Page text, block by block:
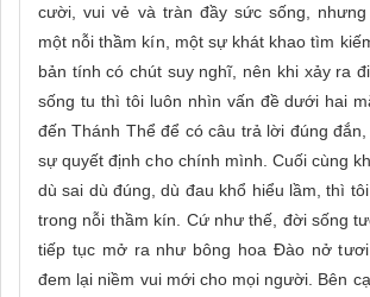
cười, vui vẻ và tràn đầy sức sống,
một nỗi thầm kín, một sự khát khao tìm
bản tính có chút suy nghĩ, nên khi xảy ra
sống tu thì tôi luôn nhìn vấn đề dưới hai
đến Thánh Thể để có câu trả lời đúng
sự quyết định cho chính mình. Cuối cùng
dù sai dù đúng, dù đau khổ hiểu lầm, thì
trong nỗi thầm kín. Cứ như thế, đời sống
tiếp tục mở ra như bông hoa Đào nở tươi
đem lại niềm vui mới cho mọi người. Bên